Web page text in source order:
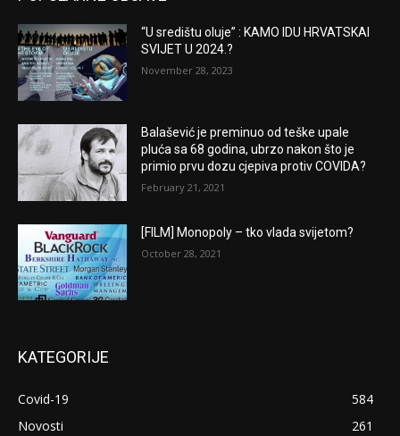
“U središtu oluje” : KAMO IDU HRVATSKAI
SVIJET U 2024.?
November 28, 2023
Balašević je preminuo od teške upale
pluća sa 68 godina, ubrzo nakon što je
primio prvu dozu cjepiva protiv COVIDA?
February 21, 2021
[FILM] Monopoly – tko vlada svijetom?
October 28, 2021
KATEGORIJE
Covid-19
584
Novosti
261